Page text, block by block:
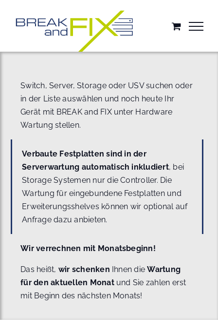
springen
Switch, Server, Storage oder USV suchen oder
in der Liste auswählen und noch heute Ihr
Gerät mit BREAK and FIX unter Hardware
Wartung stellen.
Verbaute Festplatten sind in der
Serverwartung automatisch inkludiert, bei
Storage Systemen nur die Controller. Die
Wartung für eingebundene Festplatten und
Erweiterungsshelves können wir optional auf
Anfrage dazu anbieten.
Wir verrechnen mit Monatsbeginn!
Das heißt, wir schenken Ihnen dieWartung
für den aktuellen Monat und Sie zahlen erst
mit Beginn des nächsten Monats!